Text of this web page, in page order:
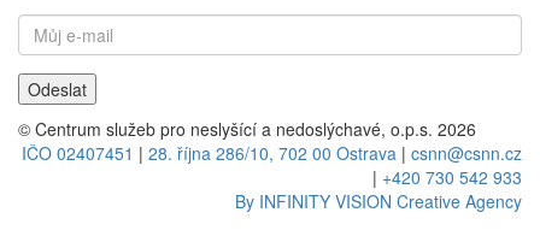
© Centrum služeb pro neslyšící a nedoslýchavé, o.p.s. 2026
IČO 02407451 | 28. října 286/10, 702 00 Ostrava | csnn@csnn.cz
| +420 730 542 933
By INFINITY VISION Creative Agency